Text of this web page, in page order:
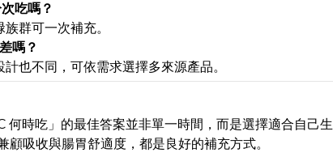
吃嗎？
群可一次補充。
嗎？
也不同，可依需求選擇多來源產品。
何時吃」的最佳答案並非單一時間，而是選擇適合自己
顧吸收與腸胃舒適度，都是良好的補充方式。